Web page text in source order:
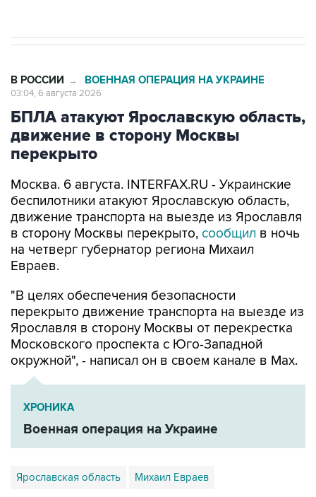
В РОССИИ → ВОЕННАЯ ОПЕРАЦИЯ НА УКРАИНЕ
03:04, 6 августа 2026
БПЛА атакуют Ярославскую область,
движение в сторону Москвы
перекрыто
Москва. 6 августа. INTERFAX.RU - Украинские
беспилотники атакуют Ярославскую область,
движение транспорта на выезде из Ярославля
в сторону Москвы перекрыто, сообщил в ночь
на четверг губернатор региона Михаил
Евраев.
"В целях обеспечения безопасности
перекрыто движение транспорта на выезде из
Ярославля в сторону Москвы от перекрестка
Московского проспекта с Юго-Западной
окружной", - написал он в своем канале в Мах.
ХРОНИКА
Военная операция на Украине
Ярославская область Михаил Евраев